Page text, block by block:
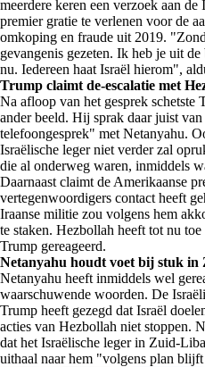
meerdere keren een verzoek aan
premier gratie te verlenen voor de
omkoping en fraude uit 2019.
gevangenis gezeten. Ik heb je uit
nu. Iedereen haat Israël hierom",
Trump claimt de-escalatie met
Na afloop van het gesprek schetste
ander beeld. Hij sprak daar juist
telefoongesprek" met Netanyahu.
Israëlische leger niet verder zal
die al onderweg waren, inmiddels
Daarnaast claimt de Amerikaanse
vertegenwoordigers contact heeft
Iraanse militie zou volgens hem
te staken. Hezbollah heeft tot nu
Trump gereageerd.
Netanyahu houdt voet bij stuk
Netanyahu heeft inmiddels wel
waarschuwende woorden. De
Trump heeft gezegd dat Israël
acties van Hezbollah niet stoppen.
dat het Israëlische leger in Zuid-
uithaal naar hem "volgens plan